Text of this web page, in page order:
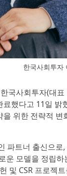
한국사회투자
국사회투자(대
했다고 11일
위한 전략적
파트너 출신으
운 모델을 정립
및 CSR 프로젝